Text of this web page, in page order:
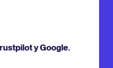
y Google.